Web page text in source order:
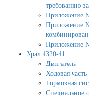
требованию
Приложение
Приложение
Приложение
Урал 4320-41
Двигатель
Ходовая часть
Тормозная
Специальное